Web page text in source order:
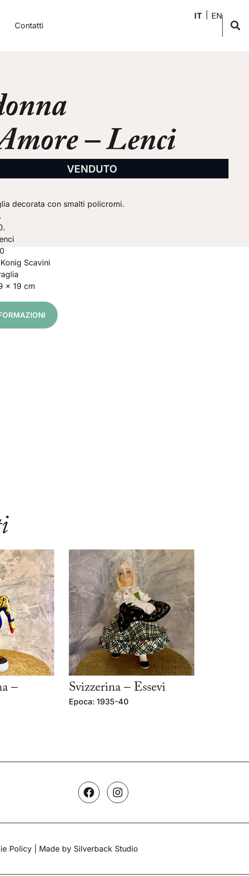
Contatti
IT EN
– Lenci
VENDUTO
decorata con smalti policromi.
Scavini
x 19 cm
–
Svizzerina – Essevi
Epoca: 1935-40
Policy | Made by Silverback Studio